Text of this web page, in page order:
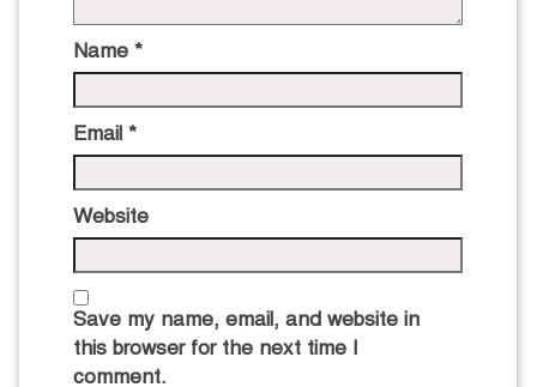
Name *
Email *
Website
Save my name, email, and website in
this browser for the next time I
comment.